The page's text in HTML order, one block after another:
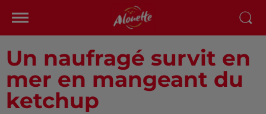
Un naufragé survit en
mer en mangeant du
ketchup